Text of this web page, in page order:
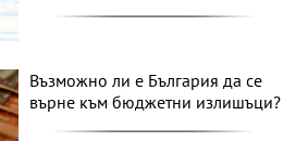
Възможно ли е България да се
върне към бюджетни излишъци?